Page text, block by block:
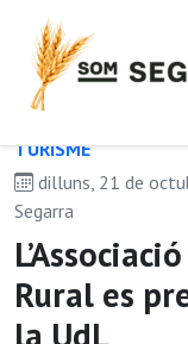
TURISME
dilluns, 21 de
Segarra
Rural es
la UdL